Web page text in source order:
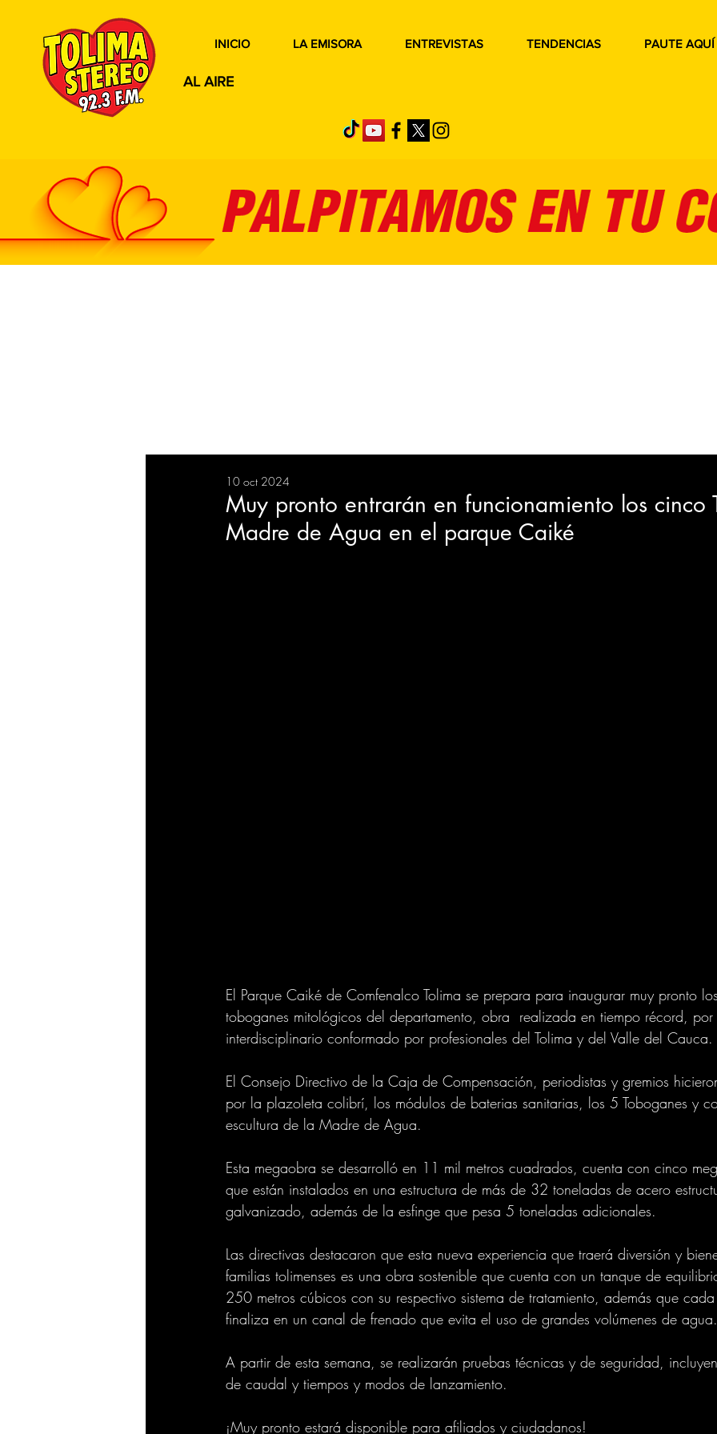
AL AIRE
INICIO LA EMISORA ENTREVISTAS TENDENCIAS PAUTE AQUÍ
BIENESTAR EVENTOS
TECNOLOGIA INTERNACIONAL
Muy pronto entrarán en funcionamiento los cinco
Madre de Agua en el parque Caiké
10 oct 2024
El Parque Caiké de Comfenalco Tolima se prepara para inaugurar muy pronto
toboganes mitológicos del departamento, obra  realizada en tiempo récord,
interdisciplinario conformado por profesionales del Tolima y del Valle del Cauca.
El Consejo Directivo de la Caja de Compensación, periodistas y gremios
por la plazoleta colibrí, los módulos de baterias sanitarias, los 5 Toboganes y
escultura de la Madre de Agua.
Esta megaobra se desarrolló en 11 mil metros cuadrados, cuenta con cinco
que están instalados en una estructura de más de 32 toneladas de acero
galvanizado, además de la esfinge que pesa 5 toneladas adicionales.
Las directivas destacaron que esta nueva experiencia que traerá diversión y
familias tolimenses es una obra sostenible que cuenta con un tanque de
250 metros cúbicos con su respectivo sistema de tratamiento, además que
finaliza en un canal de frenado que evita el uso de grandes volúmenes de agua.
A partir de esta semana, se realizarán pruebas técnicas y de seguridad,
de caudal y tiempos y modos de lanzamiento.
¡Muy pronto estará disponible para afiliados y ciudadanos!